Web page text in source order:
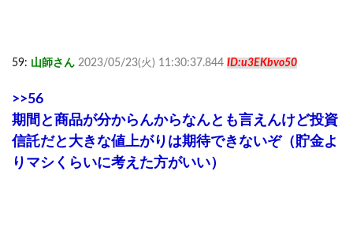
59: 山師さん 2023/05/23(火) 11:30:37.844 ID:u3EKbvo50
>>56
期間と商品が分からんからなんとも言えんけど投資
信託だと大きな値上がりは期待できないぞ（貯金よ
りマシくらいに考えた方がいい）